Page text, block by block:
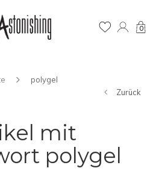
0
polygel
Zurück
mit
polygel